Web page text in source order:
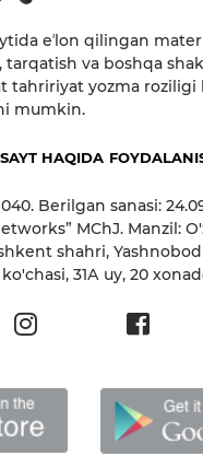
eʼlon qilingan
tarqatish va boshqa
tahririyat yozma roziligi
mumkin.
SAYT HAQIDA
Berilgan sanasi:
MChJ. Manzil:
shahri,
31А uy, 20